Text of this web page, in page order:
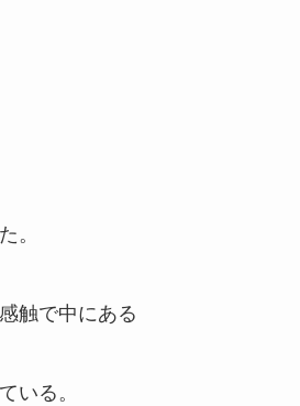
。
触で中にある
いる。